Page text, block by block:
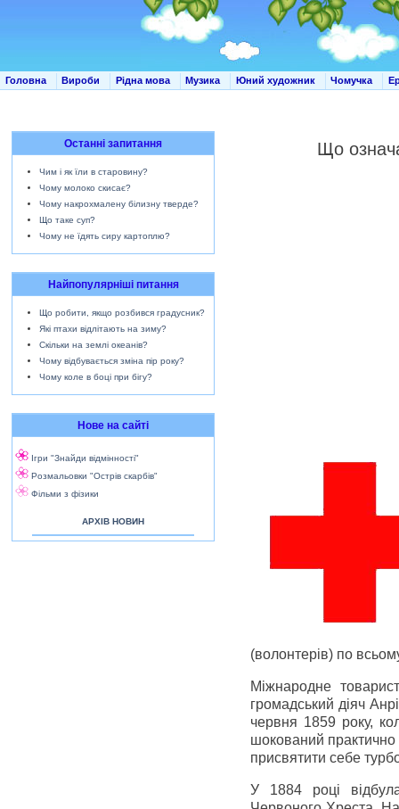
Головна Вироби Рідна мова Музика Юний художник Чомучка
Останні запитання
Чим і як їли в старовину?
Чому молоко скисає?
Чому накрохмалену білизну тверде?
Що таке суп?
Чому не їдять сиру картоплю?
Найпопулярніші питання
Що робити, якщо розбився градусник?
Які птахи відлітають на зиму?
Скільки на землі океанів?
Чому відбувається зміна пір року?
Чому коле в боці при бігу?
Нове на сайті
Ігри "Знайди відмінності"
Розмальовки "Острів скарбів"
Фільми з фізики
АРХІВ НОВИН
Що
(волонтерів) по
Міжнародне
громадський діяч
червня 1859 року,
шокований практично
присвятити себе
У 1884 році